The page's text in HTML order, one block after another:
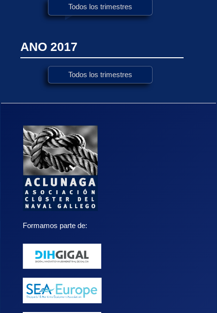
Todos los trimestres
ANO 2017
Todos los trimestres
Formamos parte de: